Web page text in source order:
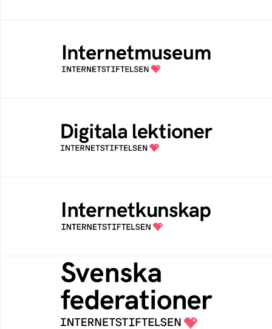
Ett digitalt museum som byggts, och kureras
av Internetstiftelsen
Öppen digital lärresurs med färdiga lektioner
för alla stadier i grundskolan
Samlad kunskap som hjälper dig att bli en
säker och medveten internetanvändare
Svenska federationer
Grunden för medlemskap i en sektors- eller
kontextspecifik federation